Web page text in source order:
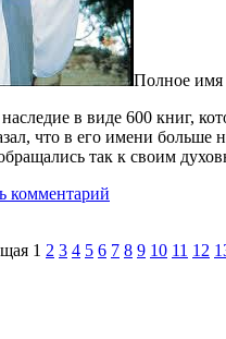
Полное
в виде 600 книг,
что в его имени больше
так к своим
комментарий
1 2 3 4 5 6 7 8 9 10 11 12